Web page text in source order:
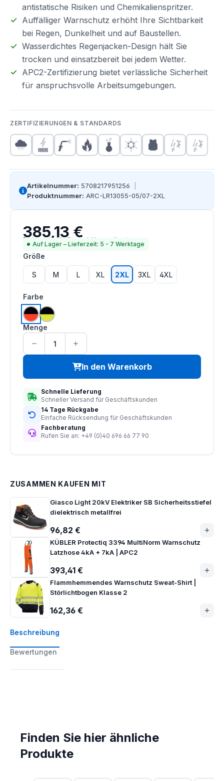
antistatische Risiken und Chemikalienspritzer.
Auffälliger Warnschutz erhöht Ihre Sichtbarkeit
bei Regen, Dunkelheit und auf Baustellen.
Wasserdichtes Regenjacken-Design hält Sie
trocken und einsatzbereit bei jedem Wetter.
APC2-Zertifizierung bietet verlässliche Sicherheit
für anspruchsvolle Arbeitsumgebungen.
ZERTIFIZIERUNGEN & STANDARDS
Artikelnummer: 5708217951256
Produktnummer: ARC-LR13055-05/07-2XL
Beschreibung
Bewertungen
Regulärer Preis:
385,13 €
Preise inkl. MwSt. zzgl. Versandkosten
Auf Lager – Lieferzeit: 5 - 7 Werktage
Größe
S M L XL 2XL 3XL 4XL
Farbe
hi vis orange | schwarz
saturn gelb | schwarz
Menge
In den Warenkorb
Schnelle Lieferung
Schneller Versand für Geschäftskunden
14 Tage Rückgabe
Einfache Rücksendung für Geschäftskunden
Fachberatung
Rufen Sie an: +49 (0)40 696 66 77 90
ZUSAMMEN KAUFEN MIT
Giasco Light 20kV Elektriker SB Sicherheitsstiefel
dielektrisch metallfrei
96,82 €
KÜBLER Protectiq 3394 MultiNorm Warnschutz
Latzhose 4kA + 7kA | APC2
393,41 €
Flammhemmendes Warnschutz Sweat-Shirt |
Störlichtbogen Klasse 2
162,36 €
Finden Sie hier ähnliche
Produkte